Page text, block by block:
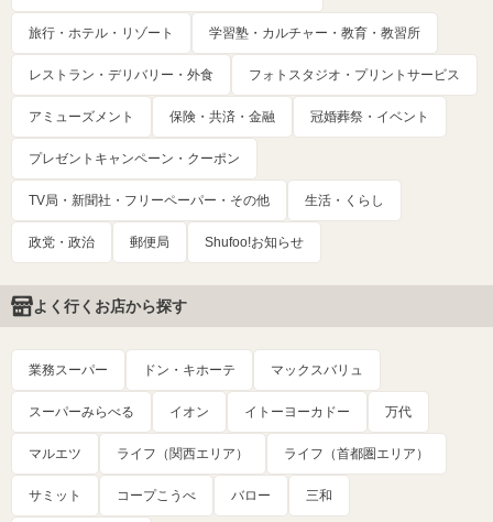
旅行・ホテル・リゾート 学習塾・カルチャー・教育・教習所
レストラン・デリバリー・外食 フォトスタジオ・プリントサービス
アミューズメント 保険・共済・金融 冠婚葬祭・イベント
プレゼントキャンペーン・クーポン
TV局・新聞社・フリーペーパー・その他 生活・くらし
政党・政治 郵便局 Shufoo!お知らせ
よく行くお店から探す
業務スーパー ドン・キホーテ マックスバリュ
スーパーみらべる イオン イトーヨーカドー 万代
マルエツ ライフ（関西エリア） ライフ（首都圏エリア）
サミット コープこうべ バロー 三和